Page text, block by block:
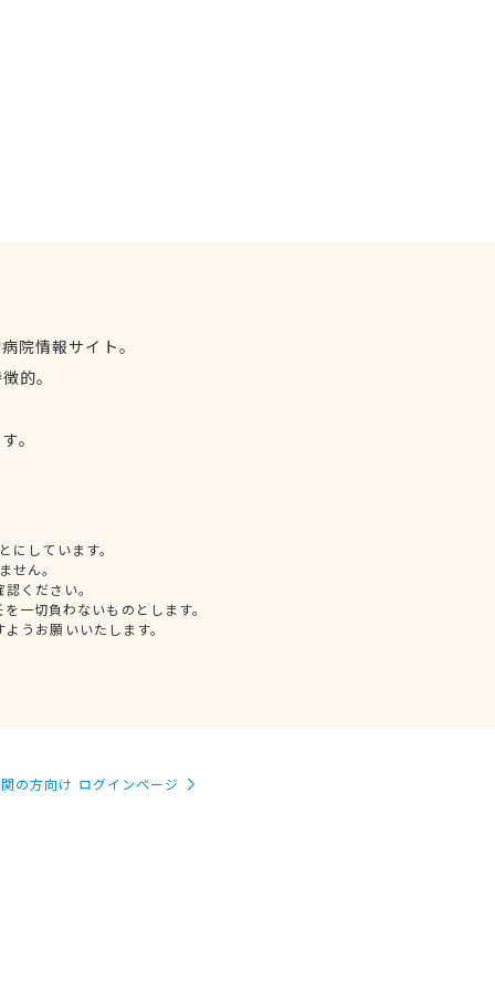
院情報サイト。
的。
。
しています。
せん。
ください。
一切負わないものとします。
うお願いいたします。
の方向け ログインページ